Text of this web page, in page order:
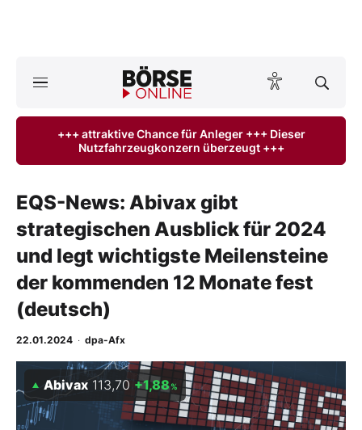
ktuelle Ausgabe BÖRSE ONLINE lesen
Finanz-Check
Abo & Shop
BO-Musterdepots
Mein B:O
+++ attraktive Chance für Anleger +++ Dieser
Nutzfahrzeugkonzern überzeugt +++
EQS-News: Abivax gibt
strategischen Ausblick für 2024
und legt wichtigste Meilensteine
der kommenden 12 Monate fest
(deutsch)
22.01.2024 · dpa-Afx
Abivax 113,70 +1,88%